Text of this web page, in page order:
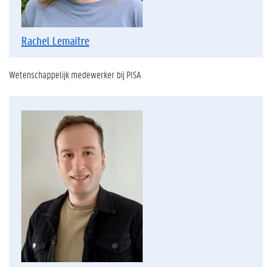
Rachel Lemaitre
Wetenschappelijk medewerker bij PISA